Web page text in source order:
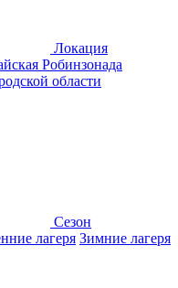
Локация
Робинзонада
области
Сезон
лагеря Зимние лагеря